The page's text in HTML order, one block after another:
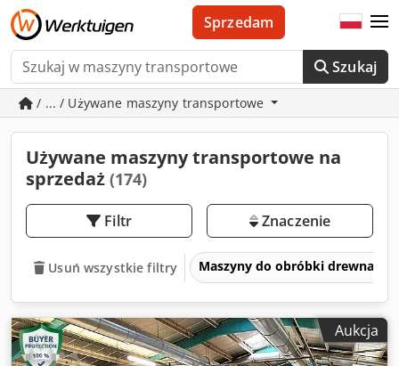
Szukaj
Sprzedam
/ ... / Używane maszyny transportowe
Używane maszyny transportowe na
sprzedaż (174)
Filtr Znaczenie
Usuń wszystkie filtry Maszyny do obróbki drewna
Aukcja